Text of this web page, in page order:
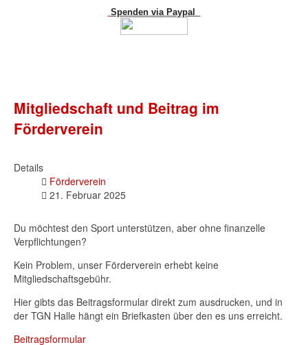
Spenden via Paypal
Mitgliedschaft und Beitrag im
Förderverein
Details
Förderverein
21. Februar 2025
Du möchtest den Sport unterstützen, aber ohne finanzelle
Verpflichtungen?
Kein Problem, unser Förderverein erhebt keine
Mitgliedschaftsgebühr.
Hier gibts das Beitragsformular direkt zum ausdrucken, und in
der TGN Halle hängt ein Briefkasten über den es uns erreicht.
Beitragsformular